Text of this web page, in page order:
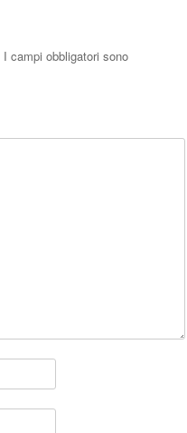
I campi obbligatori sono